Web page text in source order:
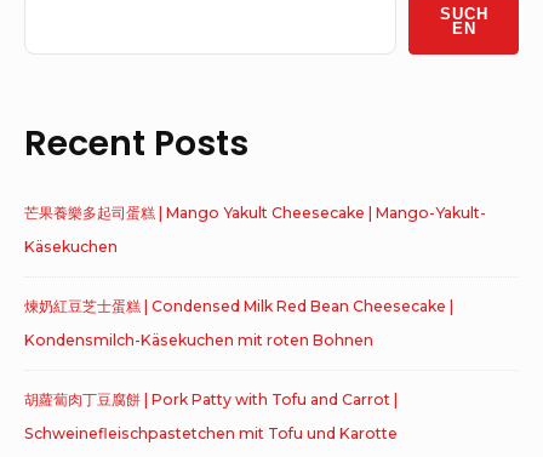
Area
SUCH
EN
Recent Posts
芒果養樂多起司蛋糕 | Mango Yakult Cheesecake | Mango-Yakult-
Käsekuchen
煉奶紅豆芝士蛋糕 | Condensed Milk Red Bean Cheesecake |
Kondensmilch-Käsekuchen mit roten Bohnen
胡蘿蔔肉丁豆腐餅 | Pork Patty with Tofu and Carrot |
Schweinefleischpastetchen mit Tofu und Karotte